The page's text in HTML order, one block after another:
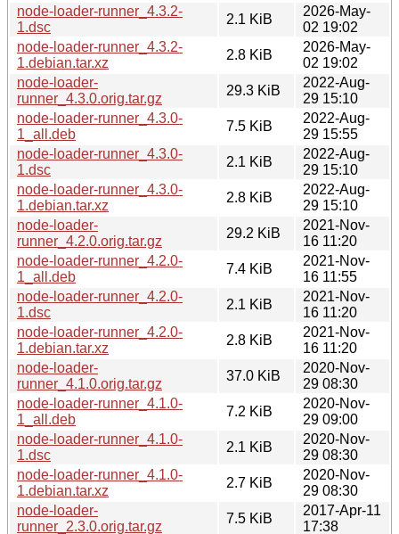
node-loader-runner_4.3.2-
1.dsc
2.1 KiB
2026-May-
02 19:02
node-loader-runner_4.3.2-
1.debian.tar.xz
2.8 KiB
2026-May-
02 19:02
node-loader-
runner_4.3.0.orig.tar.gz
29.3 KiB
2022-Aug-
29 15:10
node-loader-runner_4.3.0-
1_all.deb
7.5 KiB
2022-Aug-
29 15:55
node-loader-runner_4.3.0-
1.dsc
2.1 KiB
2022-Aug-
29 15:10
node-loader-runner_4.3.0-
1.debian.tar.xz
2.8 KiB
2022-Aug-
29 15:10
node-loader-
runner_4.2.0.orig.tar.gz
29.2 KiB
2021-Nov-
16 11:20
node-loader-runner_4.2.0-
1_all.deb
7.4 KiB
2021-Nov-
16 11:55
node-loader-runner_4.2.0-
1.dsc
2.1 KiB
2021-Nov-
16 11:20
node-loader-runner_4.2.0-
1.debian.tar.xz
2.8 KiB
2021-Nov-
16 11:20
node-loader-
runner_4.1.0.orig.tar.gz
37.0 KiB
2020-Nov-
29 08:30
node-loader-runner_4.1.0-
1_all.deb
7.2 KiB
2020-Nov-
29 09:00
node-loader-runner_4.1.0-
1.dsc
2.1 KiB
2020-Nov-
29 08:30
node-loader-runner_4.1.0-
1.debian.tar.xz
2.7 KiB
2020-Nov-
29 08:30
node-loader-
runner_2.3.0.orig.tar.gz
7.5 KiB
2017-Apr-11
17:38